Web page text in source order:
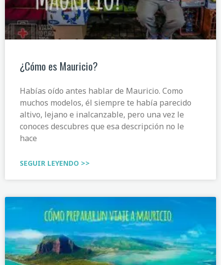
¿Cómo es Mauricio?
Habías oído antes hablar de Mauricio. Como
muchos modelos, él siempre te había parecido
altivo, lejano e inalcanzable, pero una vez le
conoces descubres que esa descripción no le
hace
SEGUIR LEYENDO >>